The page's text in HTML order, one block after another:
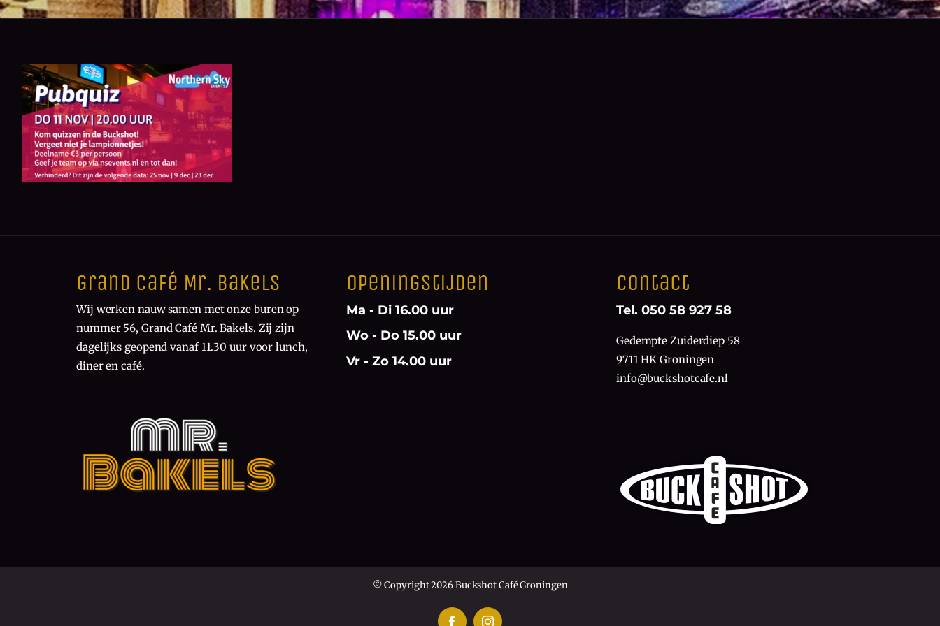
Grand Café Mr. Bakels
Wij werken nauw samen met onze buren op
nummer 56, Grand Café Mr. Bakels. Zij zijn
dagelijks geopend vanaf 11.30 uur voor lunch,
diner en café.
Openingstijden
Ma - Di 16.00 uur
Wo - Do 15.00 uur
Vr - Zo 14.00 uur
Contact
Tel. 050 58 927 58
Gedempte Zuiderdiep 58
9711 HK Groningen
info@buckshotcafe.nl
© Copyright 2026 Buckshot Café Groningen